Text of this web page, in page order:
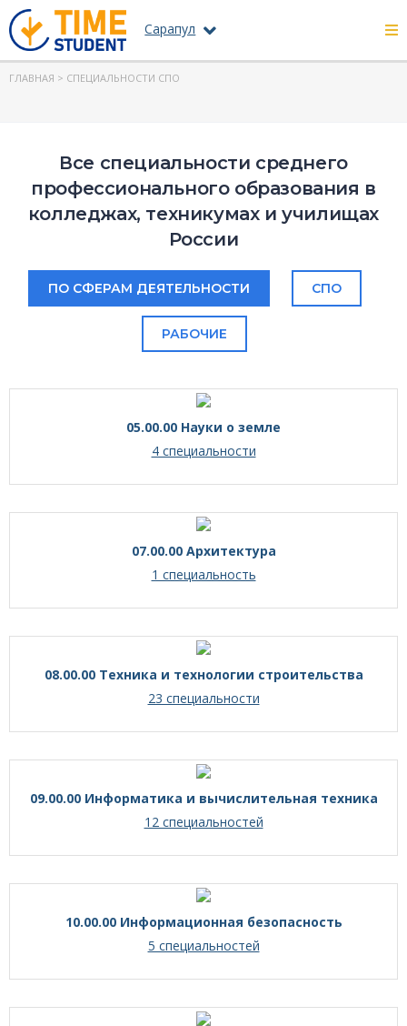
Сарапул
ГЛАВНАЯ > СПЕЦИАЛЬНОСТИ СПО
Все специальности среднего
профессионального образования в
колледжах, техникумах и училищах
России
ПО СФЕРАМ ДЕЯТЕЛЬНОСТИ СПО
РАБОЧИЕ
05.00.00 Науки о земле
4 специальности
07.00.00 Архитектура
1 специальность
08.00.00 Техника и технологии строительства
23 специальности
09.00.00 Информатика и вычислительная техника
12 специальностей
10.00.00 Информационная безопасность
5 специальностей